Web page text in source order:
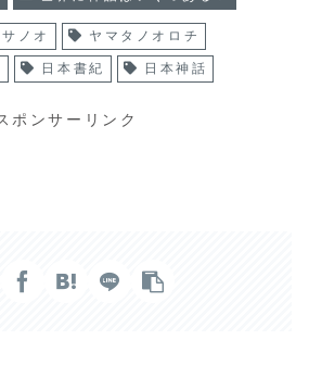
サノオ ヤマタノオロチ
日本書紀 日本神話
ポンサーリンク